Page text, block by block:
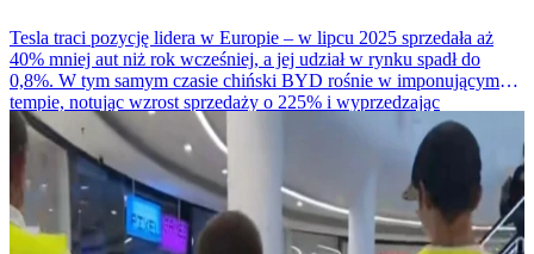
Tesla traci pozycję lidera w Europie – w lipcu 2025 sprzedała aż
40% mniej aut niż rok wcześniej, a jej udział w rynku spadł do
0,8%. W tym samym czasie chiński BYD rośnie w imponującym
tempie, notując wzrost sprzedaży o 225% i wyprzedzając
amerykańskiego giganta.